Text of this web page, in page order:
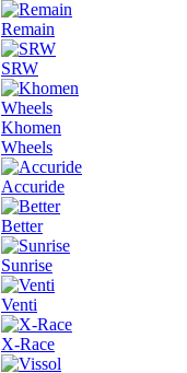
Remain
SRW
Khomen
Wheels
Accuride
Better
Sunrise
Venti
X-Race